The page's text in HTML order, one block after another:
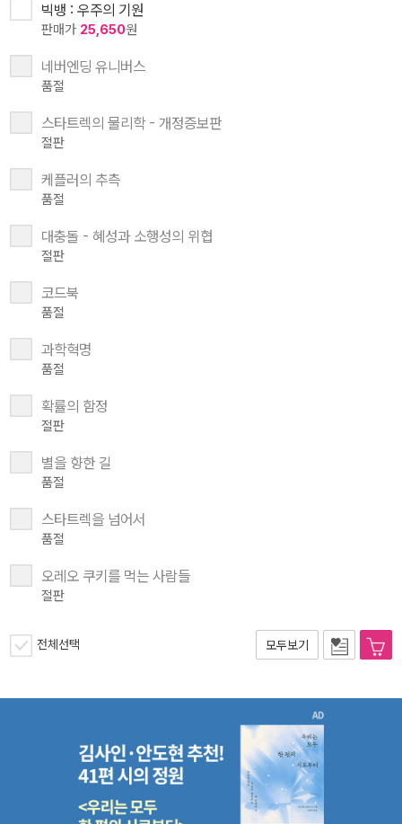
빅뱅 : 우주의 기원
판매가 25,650원
네버엔딩 유니버스
품절
스타트렉의 물리학 - 개정증보판
절판
케플러의 추측
품절
대충돌 - 혜성과 소행성의 위협
절판
코드북
품절
과학혁명
품절
확률의 함정
절판
별을 향한 길
품절
스타트렉을 넘어서
품절
오레오 쿠키를 먹는 사람들
절판
전체선택 모두보기